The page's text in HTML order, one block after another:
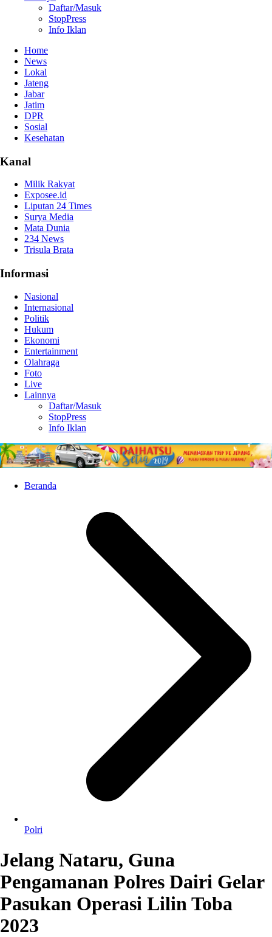
Daftar/Masuk
StopPress
Info Iklan
Home
News
Lokal
Jateng
Jabar
Jatim
DPR
Sosial
Kesehatan
Kanal
Milik Rakyat
Exposee.id
Liputan 24 Times
Surya Media
Mata Dunia
234 News
Trisula Brata
Informasi
Nasional
Internasional
Politik
Hukum
Ekonomi
Entertainment
Olahraga
Foto
Live
Lainnya
Daftar/Masuk
StopPress
Info Iklan
Beranda
Polri
Jelang Nataru, Guna
Pengamanan Polres Dairi Gelar
Pasukan Operasi Lilin Toba
2023